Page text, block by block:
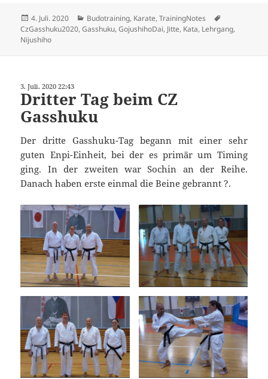
Veröffentlicht
am
4. Juli. 2020 Kategorien
Budotraining, Karate,TrainingNotes
CzGasshuku2020,Gasshuku,GojushihoDai, Jitte, Kata, Lehrgang,
Nijushiho
3. Juli. 2020 22:43
Dritter Tag beim CZ
Gasshuku
Der dritte Gasshuku-Tag begann mit einer sehr
guten Enpi-Einheit, bei der es primär um Timing
ging. In der zweiten war Sochin an der Reihe.
Danach haben erste einmal die Beine gebrannt ?.